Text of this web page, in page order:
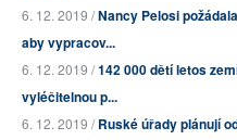
6. 12. 2019 /Nancy Pelosi
aby vypracov...
6. 12. 2019 /142 000 dětí letos
vyléčitelnou p...
6. 12. 2019 /Ruské úřady plánují